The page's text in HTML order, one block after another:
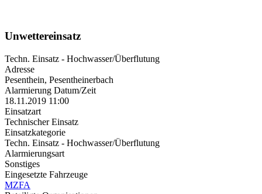
Unwettereinsatz
Techn. Einsatz - Hochwasser/Überflutung
Adresse
Pesenthein, Pesentheinerbach
Alarmierung Datum/Zeit
18.11.2019 11:00
Einsatzart
Technischer Einsatz
Einsatzkategorie
Techn. Einsatz - Hochwasser/Überflutung
Alarmierungsart
Sonstiges
Eingesetzte Fahrzeuge
MZFA